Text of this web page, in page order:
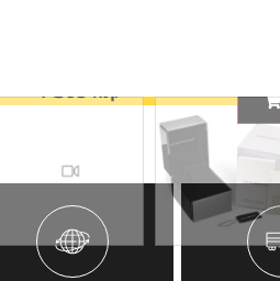
קנה עכשיו